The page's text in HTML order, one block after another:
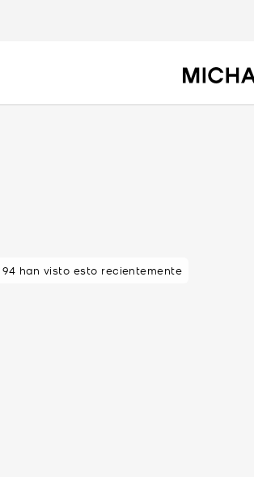
94 han visto esto recientemente